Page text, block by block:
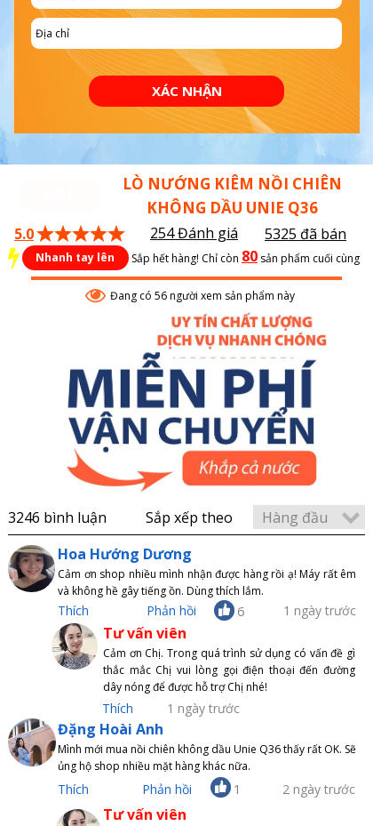
XÁC NHẬN
LÒ NƯỚNG KIÊM NỒI CHIÊN
KHÔNG DẦU UNIE Q36
5.0 254 Đánh giá 5325 đã bán
Nhanh tay lên Sắp hết hàng! Chỉ còn sản phẩm cuối cùng
80
Đang có 56 người xem sản phẩm này
3246 bình luận Sắp xếp theo
Hàng đầu
Hoa Hướng Dương
Cảm ơn shop nhiều mình nhận được hàng rồi ạ! Máy rất êm
và không hề gây tiếng ồn. Dùng thích lắm.
Thích Phản hồi 6 1 ngày trước
Tư vấn viên
Cảm ơn Chị. Trong quá trình sử dụng có vấn đề gì
thắc mắc Chị vui lòng gọi điện thoại đến đường
dây nóng để được hỗ trợ Chị nhé!
Thích 1 ngày trước
Đặng Hoài Anh
Mình mới mua nồi chiên không dầu Unie Q36 thấy rất OK. Sẽ
ủng hộ shop nhiều mặt hàng khác nữa.
Thích Phản hồi 2 ngày trước
1
Tư vấn viên